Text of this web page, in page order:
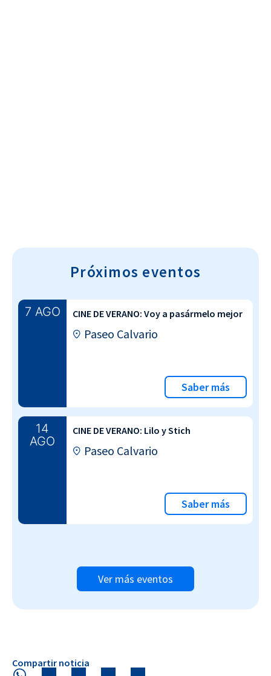
Próximos eventos
7 AGO CINE DE VERANO: Voy a pasármelo mejor
Paseo Calvario
Saber más
14
AGO
CINE DE VERANO: Lilo y Stich
Paseo Calvario
Saber más
Ver más eventos
Compartir noticia